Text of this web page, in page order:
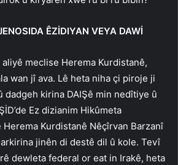
ÊZİDIYAN VEYA DAWİ
meclise Herema Kurdistanê,
wan jî ava. Lê heta niha çi piroje ji
dadgeh kirina DAIŞê min nedîtiye û
Ez dizianim Hikûmeta
Kurdistanê Nêçîrvan Barzanî
jinên di destê dil û kole. Tevî
dewleta federal or eat in Irakê, heta